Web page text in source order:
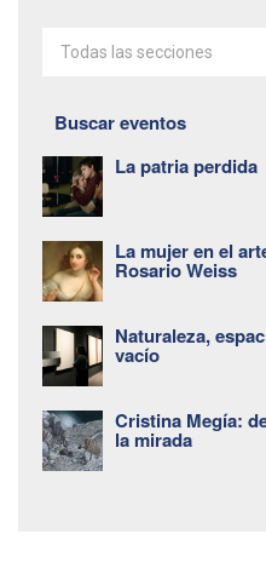
Todas las secciones
Buscar eventos
La patria perdida
La mujer en el
Rosario Weiss
Naturaleza,
vacío
Cristina Megía:
la mirada